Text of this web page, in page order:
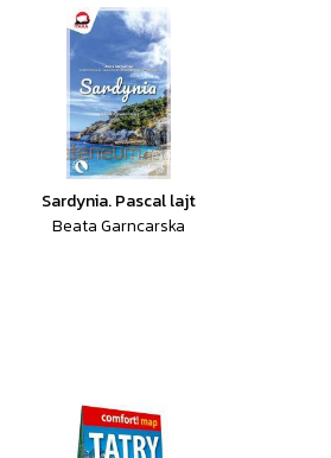
Sardynia. Pascal lajt
Beata Garncarska